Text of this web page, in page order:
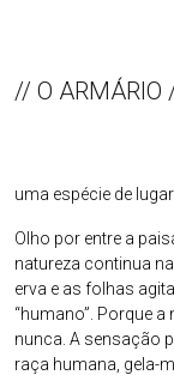
// O ARMÁRIO
uma espécie de lugar
Olho por entre a
natureza continua
erva e as folhas
“humano”. Porque
nunca. A sensação
raça humana, gela-